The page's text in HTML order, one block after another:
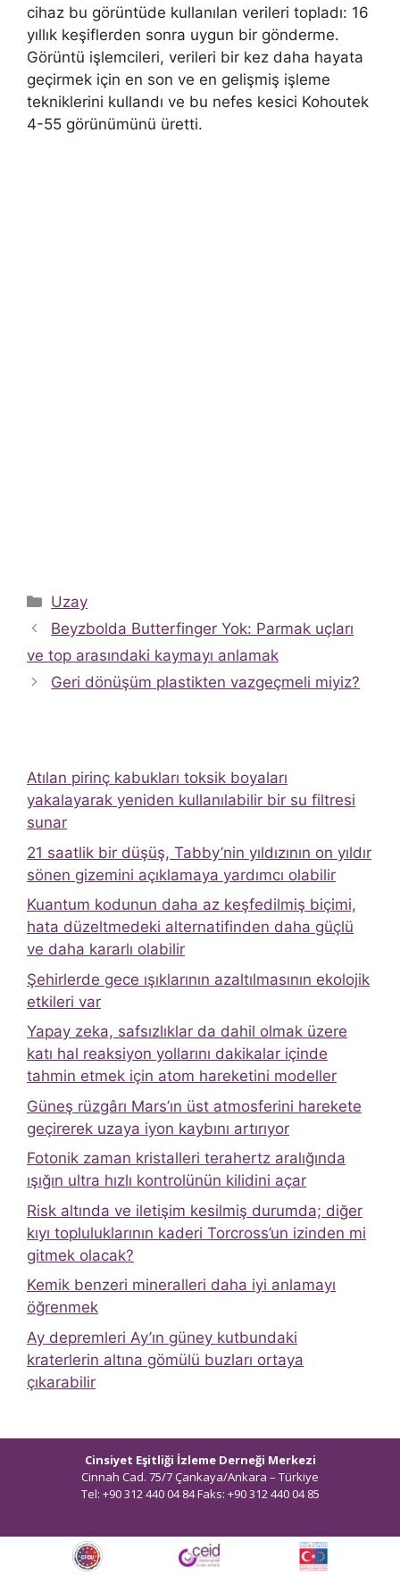
cihaz bu görüntüde kullanılan verileri topladı: 16
yıllık keşiflerden sonra uygun bir gönderme.
Görüntü işlemcileri, verileri bir kez daha hayata
geçirmek için en son ve en gelişmiş işleme
tekniklerini kullandı ve bu nefes kesici Kohoutek
4-55 görünümünü üretti.
Kategoriler
Uzay
Beyzbolda Butterfinger Yok: Parmak uçları
ve top arasındaki kaymayı anlamak
Geri dönüşüm plastikten vazgeçmeli miyiz?
Atılan pirinç kabukları toksik boyaları
yakalayarak yeniden kullanılabilir bir su filtresi
sunar
21 saatlik bir düşüş, Tabby’nin yıldızının on yıldır
sönen gizemini açıklamaya yardımcı olabilir
Kuantum kodunun daha az keşfedilmiş biçimi,
hata düzeltmedeki alternatifinden daha güçlü
ve daha kararlı olabilir
Şehirlerde gece ışıklarının azaltılmasının ekolojik
etkileri var
Yapay zeka, safsızlıklar da dahil olmak üzere
katı hal reaksiyon yollarını dakikalar içinde
tahmin etmek için atom hareketini modeller
Güneş rüzgârı Mars’ın üst atmosferini harekete
geçirerek uzaya iyon kaybını artırıyor
Fotonik zaman kristalleri terahertz aralığında
ışığın ultra hızlı kontrolünün kilidini açar
Risk altında ve iletişim kesilmiş durumda; diğer
kıyı topluluklarının kaderi Torcross’un izinden mi
gitmek olacak?
Kemik benzeri mineralleri daha iyi anlamayı
öğrenmek
Ay depremleri Ay’ın güney kutbundaki
kraterlerin altına gömülü buzları ortaya
çıkarabilir
Cinsiyet Eşitliği İzleme Derneği Merkezi
Cinnah Cad. 75/7 Çankaya/Ankara – Türkiye
Tel: +90 312 440 04 84 Faks: +90 312 440 04 85